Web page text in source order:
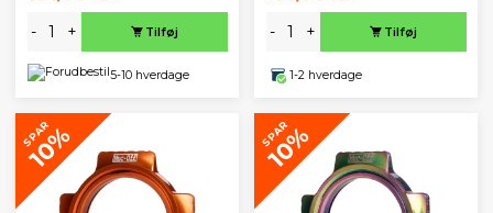
- + Tilføj
5-10 hverdage
- + Tilføj
1-2 hverdage
SPAR
10% SPAR
10%